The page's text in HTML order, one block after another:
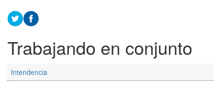
Trabajando en conjunto
Intendencia